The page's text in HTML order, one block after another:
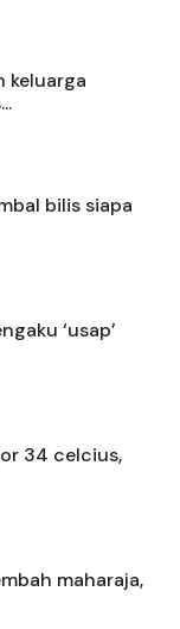
keluarga
bilis siapa
‘usap’
34 celcius,
maharaja,